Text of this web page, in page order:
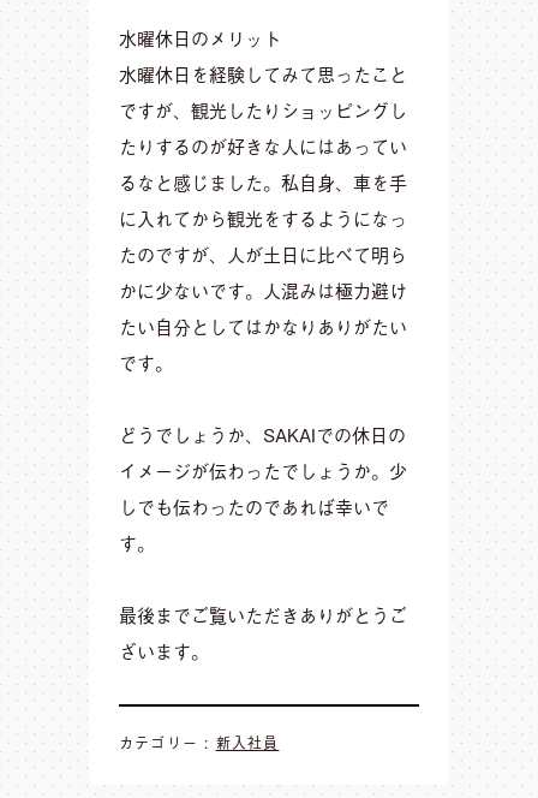
水曜休日のメリット
水曜休日を経験してみて思ったこと
ですが、観光したりショッピングし
たりするのが好きな人にはあってい
るなと感じました。私自身、車を手
に入れてから観光をするようになっ
たのですが、人が土日に比べて明ら
かに少ないです。人混みは極力避け
たい自分としてはかなりありがたい
です。
どうでしょうか、SAKAIでの休日の
イメージが伝わったでしょうか。少
しでも伝わったのであれば幸いで
す。
最後までご覧いただきありがとうご
ざいます。
カテゴリー : 新入社員